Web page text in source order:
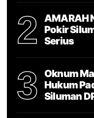
2
AMARAH
Pokir
Serius
3
Oknum
Hukum
Siluman